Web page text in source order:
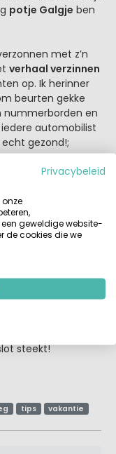
potje Galgje ben
met z’n
verhaal verzinnen
op. Ik herinner
beurten gekke
en
automobilist
gezond!;
ouder
puzzels. Zonder
echt even
aantal kleine
helpt soms om
wordt nog snel
in dat leuke
steekt!
tips vakantie
Privacybeleid
geweldige website-
de cookies die we